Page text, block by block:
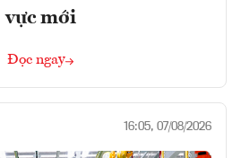
vực mới
Đọc ngay
16:05, 07/08/2026